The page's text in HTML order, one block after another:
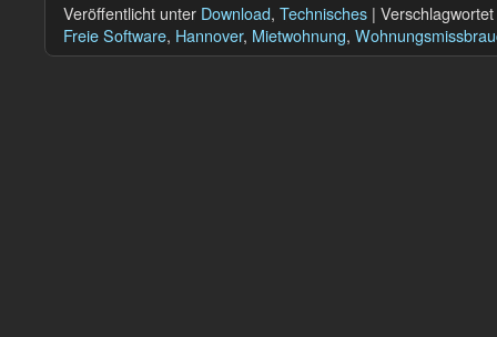
Veröffentlicht unter Download, Technisches |
Freie Software, Hannover, Mietwohnung,